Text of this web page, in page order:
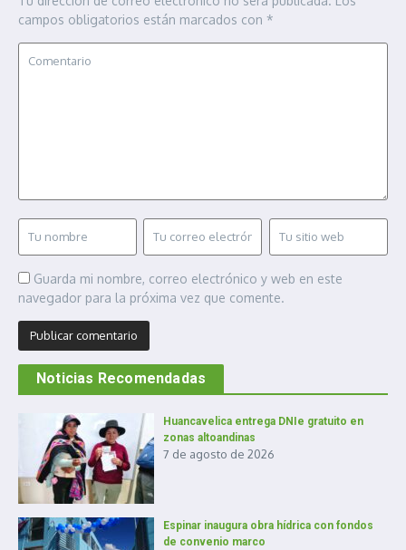
campos obligatorios están marcados con *
Guarda mi nombre, correo electrónico y web en este
navegador para la próxima vez que comente.
Noticias Recomendadas
Huancavelica entrega DNIe gratuito en
zonas altoandinas
7 de agosto de 2026
Espinar inaugura obra hídrica con fondos
de convenio marco